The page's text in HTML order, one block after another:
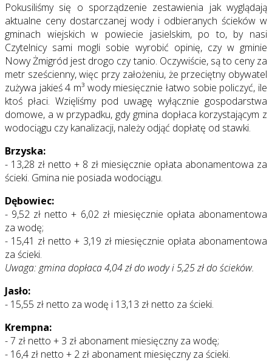
Pokusiliśmy się o sporządzenie zestawienia jak wyglądają
aktualne ceny dostarczanej wody i odbieranych ścieków w
gminach wiejskich w powiecie jasielskim, po to, by nasi
Czytelnicy sami mogli sobie wyrobić opinię, czy w gminie
Nowy Żmigród jest drogo czy tanio. Oczywiście, są to ceny za
metr sześcienny, więc przy założeniu, że przeciętny obywatel
zużywa jakieś 4 m³ wody miesięcznie łatwo sobie policzyć, ile
ktoś płaci. Wzięliśmy pod uwagę wyłącznie gospodarstwa
domowe, a w przypadku, gdy gmina dopłaca korzystającym z
wodociągu czy kanalizacji, należy odjąć dopłatę od stawki.
Brzyska:
- 13,28 zł netto + 8 zł miesięcznie opłata abonamentowa za
ścieki. Gmina nie posiada wodociągu.
Dębowiec:
- 9,52 zł netto + 6,02 zł miesięcznie opłata abonamentowa
za wodę;
- 15,41 zł netto + 3,19 zł miesięcznie opłata abonamentowa
za ścieki.
Uwaga: gmina dopłaca 4,04 zł do wody i 5,25 zł do ścieków.
Jasło:
- 15,55 zł netto za wodę i 13,13 zł netto za ścieki.
Krempna:
- 7 zł netto + 3 zł abonament miesięczny za wodę;
- 16,4 zł netto + 2 zł abonament miesięczny za ścieki.